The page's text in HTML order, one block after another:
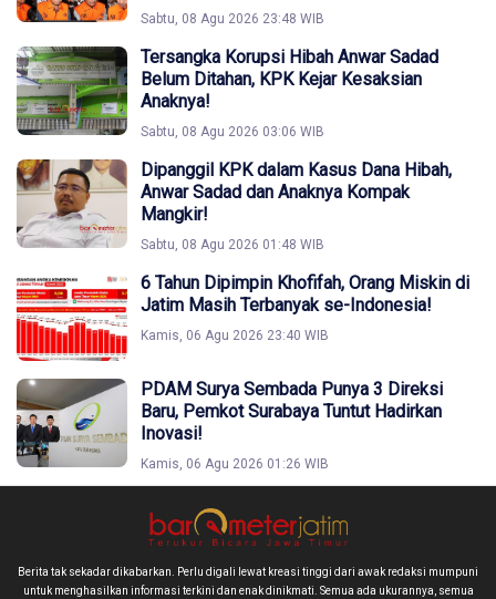
Sabtu, 08 Agu 2026 23:48 WIB
Tersangka Korupsi Hibah Anwar Sadad
Belum Ditahan, KPK Kejar Kesaksian
Anaknya!
Sabtu, 08 Agu 2026 03:06 WIB
Dipanggil KPK dalam Kasus Dana Hibah,
Anwar Sadad dan Anaknya Kompak
Mangkir!
Sabtu, 08 Agu 2026 01:48 WIB
6 Tahun Dipimpin Khofifah, Orang Miskin di
Jatim Masih Terbanyak se-Indonesia!
Kamis, 06 Agu 2026 23:40 WIB
PDAM Surya Sembada Punya 3 Direksi
Baru, Pemkot Surabaya Tuntut Hadirkan
Inovasi!
Kamis, 06 Agu 2026 01:26 WIB
Berita tak sekadar dikabarkan. Perlu digali lewat kreasi tinggi dari awak redaksi mumpuni
untuk menghasilkan informasi terkini dan enak dinikmati. Semua ada ukurannya, semua